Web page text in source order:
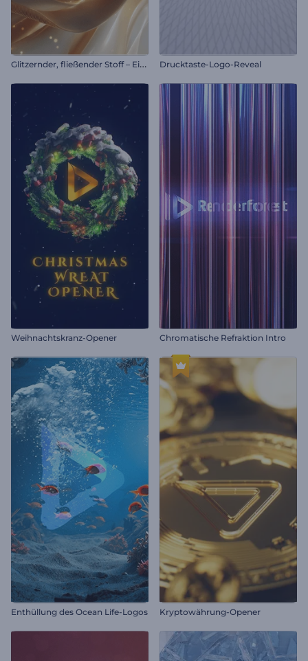
G
litzernder, fließender Stoff – Einleitung Drucktaste-Logo-Reveal
Weihnachtskranz-Opener Chromatische Refraktion Intro
Enthüllung des Ocean Life-Logos Kryptowährung-Opener